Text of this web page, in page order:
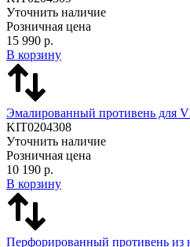
Уточнить наличие
Розничная цена
15 990 р.
В корзину
Эмалированный противень для
KIT0204308
Уточнить наличие
Розничная цена
10 190 р.
В корзину
Перфорированный противень из